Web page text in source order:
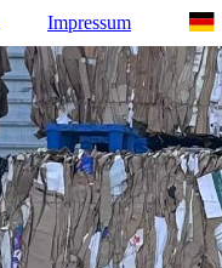
Impressum